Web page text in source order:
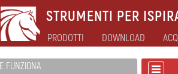
STRUMENTI PER
PRODOTTI DOWNLOAD
FUNZIONA